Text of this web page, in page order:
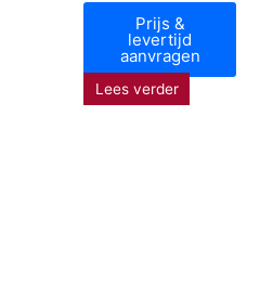
Prijs &
levertijd
aanvragen
Lees verder